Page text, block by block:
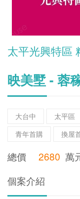
太平光興特區
映美墅 - 蓉
大台中 太平區
青年首購
換屋
總價 2680 萬
個案介紹